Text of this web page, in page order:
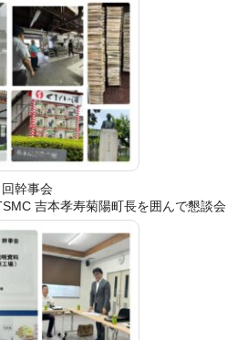
幹事会
吉本孝寿菊陽町長を囲んで懇談会